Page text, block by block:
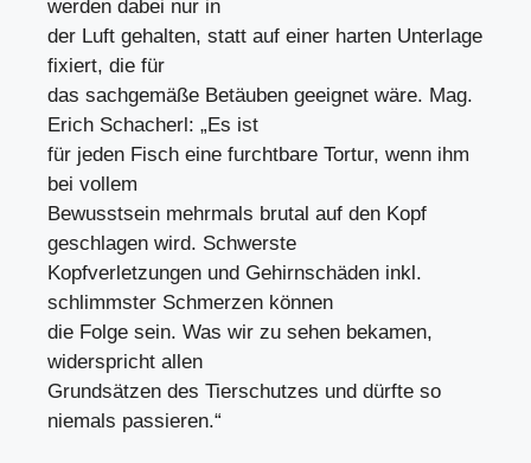
werden dabei nur in
der Luft gehalten, statt auf einer harten Unterlage
fixiert, die für
das sachgemäße Betäuben geeignet wäre. Mag.
Erich Schacherl: „Es ist
für jeden Fisch eine furchtbare Tortur, wenn ihm
bei vollem
Bewusstsein mehrmals brutal auf den Kopf
geschlagen wird. Schwerste
Kopfverletzungen und Gehirnschäden inkl.
schlimmster Schmerzen können
die Folge sein. Was wir zu sehen bekamen,
widerspricht allen
Grundsätzen des Tierschutzes und dürfte so
niemals passieren.“